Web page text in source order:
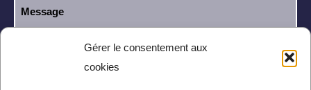
Gérer le consentement aux
cookies
J’ai lu et j’accepte la